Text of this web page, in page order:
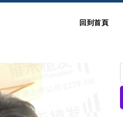
回到首頁